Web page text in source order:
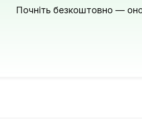
Почніть безкоштовно —